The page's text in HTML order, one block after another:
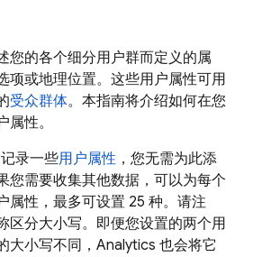
您的各个细分用户群而定义的属
项或地理位置。这些用户属性可用
受众群体。本指南将介绍如何在您
性。
录一些用户属性 ，您无需为此添
您需要收集其他数据，可以为每个
属性，最多可设置 25 种。请注
区分大小写。即便您设置的两个用
大小写不同，Analytics 也会将它